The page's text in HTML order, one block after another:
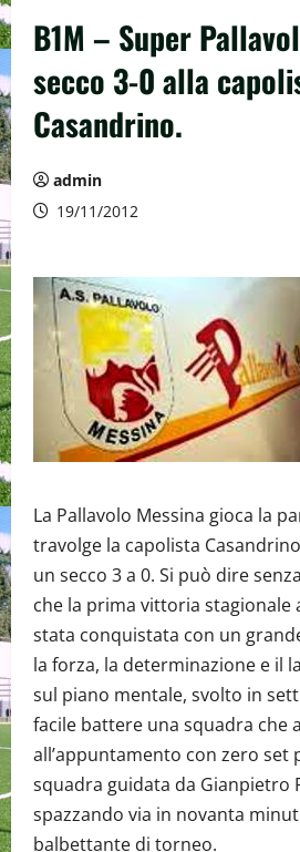
B1M – Super
secco 3-0 alla
Casandrino.
admin
19/11/2012
La Pallavolo Messina gioca la
travolge la capolista
un secco 3 a 0. Si può dire
che la prima vittoria stagionale
stata conquistata con un
la forza, la determinazione e il
sul piano mentale, svolto in
facile battere una squadra che
all’appuntamento con zero set
squadra guidata da Gianpietro
spazzando via in novanta
balbettante di torneo.